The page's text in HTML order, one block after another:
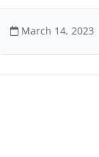
March 14, 2023